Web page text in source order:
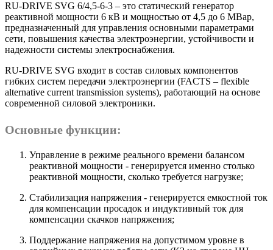
RU-DRIVE SVG 6/4,5-6-3 – это статический генератор
реактивной мощности 6 кВ и мощностью от 4,5 до 6 МВар,
предназначенный для управления основными параметрами
сети, повышения качества электроэнергии, устойчивости и
надежности системы электроснабжения.
RU-DRIVE SVG входит в состав силовых компонентов
гибких систем передачи электроэнергии (FACTS – flexible
alternative current transmission systems), работающий на основе
современной силовой электроники.
Основные функции:
Управление в режиме реального времени балансом
реактивной мощности - генерируется именно столько
реактивной мощности, сколько требуется нагрузке;
Стабилизация напряжения - генерируется емкостной ток
для компенсации просадок и индуктивный ток для
компенсации скачков напряжения;
Поддержание напряжения на допустимом уровне в